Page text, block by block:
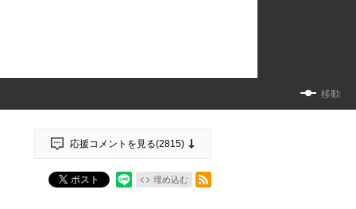
移動
応援コメントを見る(2815)
ポスト 埋め込む